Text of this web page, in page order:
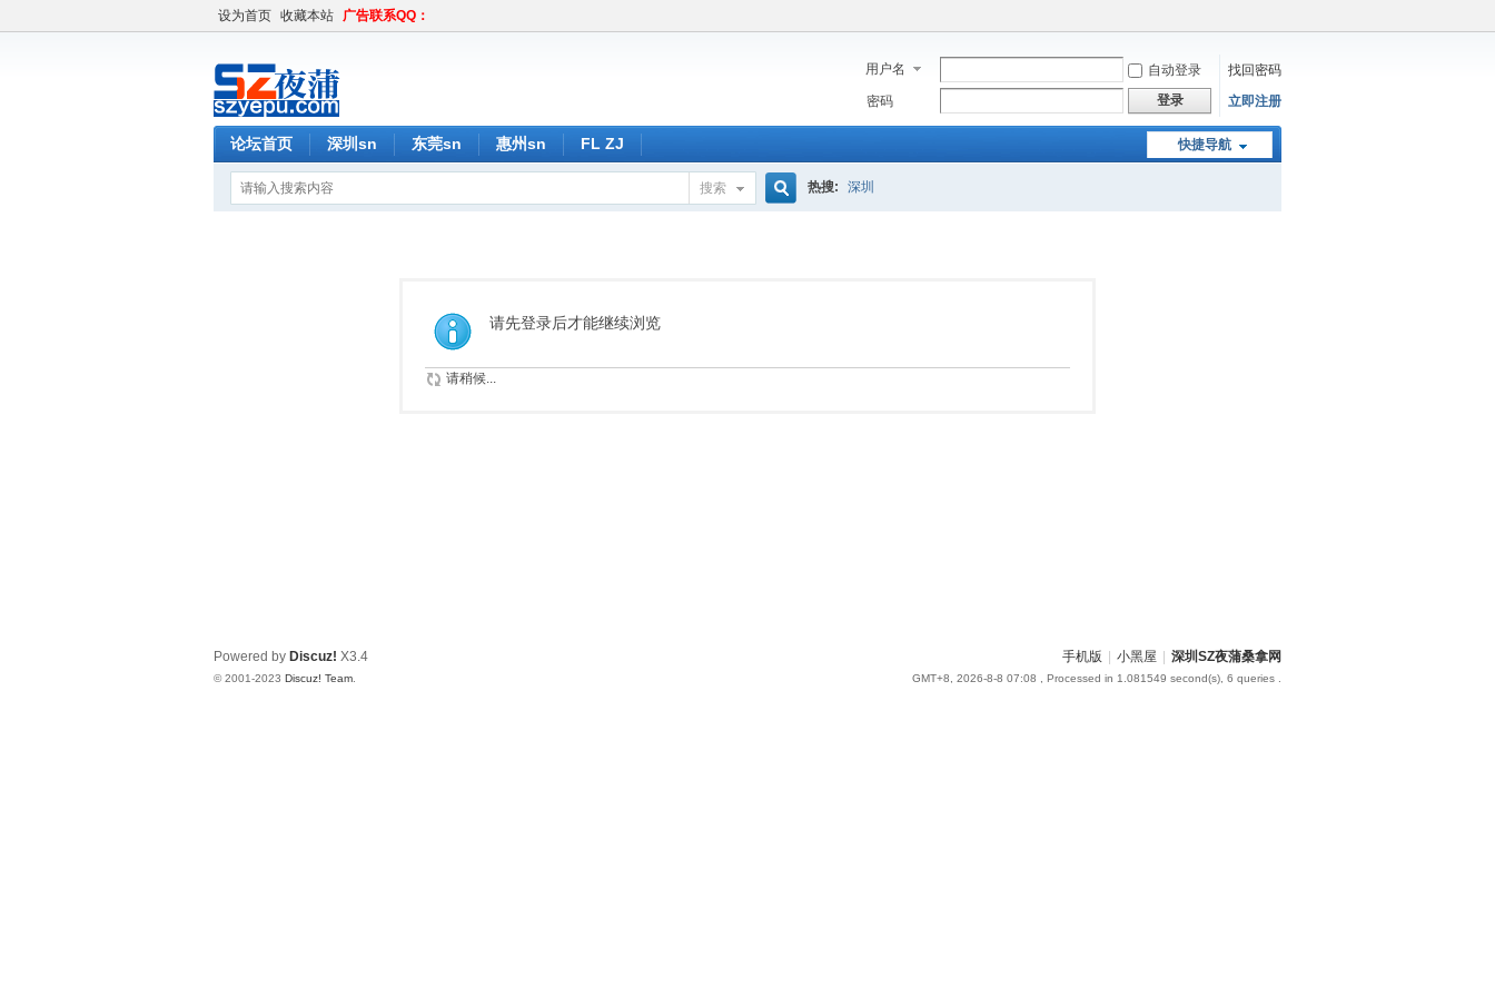
设为首页 收藏本站 广告联系QQ：
用户名 自动登录
找回密码
密码
登录 立即注册
快捷导航
论坛首页 深圳sn 东莞sn 惠州sn FL ZJ
搜索 热搜: 深圳
请先登录后才能继续浏览
请稍候...
手机版 小黑屋 深圳SZ夜蒲桑拿网
GMT+8, 2026-8-8 07:08 , Processed in 1.081549 second(s), 6 queries .
Powered by Discuz! X3.4
© 2001-2023 Discuz! Team